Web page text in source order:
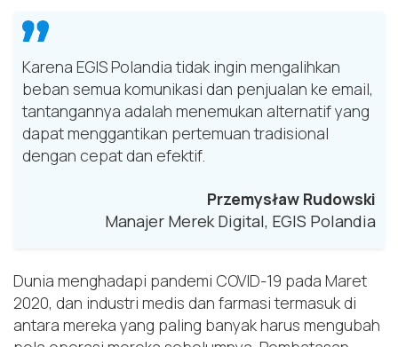
Dunia menghadapi pandemi COVID-19 pada Maret
2020, dan industri medis dan farmasi termasuk di
antara mereka yang paling banyak harus mengubah
Karena EGIS Polandia tidak ingin mengalihkan
beban semua komunikasi dan penjualan ke email,
tantangannya adalah menemukan alternatif yang
dapat menggantikan pertemuan tradisional
dengan cepat dan efektif.
Przemysław Rudowski
Manajer Merek Digital, EGIS Polandia